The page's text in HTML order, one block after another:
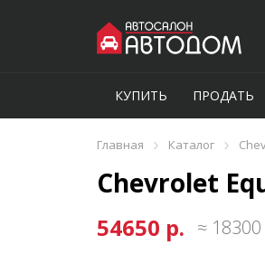
КУПИТЬ ПРОДАТЬ
Главная › Каталог ›
Chevrolet
54650 р. ≈ 18300